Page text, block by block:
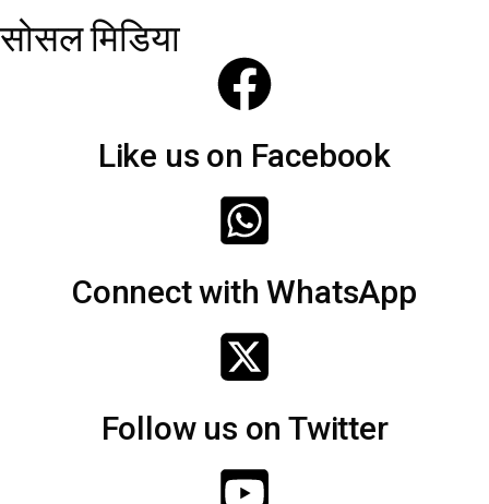
सोसल मिडिया
Like us on Facebook
Connect with WhatsApp
Follow us on Twitter